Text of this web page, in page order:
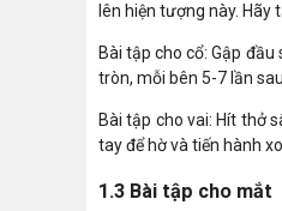
lên hiện tượng này. Hãy
Bài tập cho cổ: Gập
tròn, mỗi bên 5-7 lần
Bài tập cho vai: Hít thở
tay để hờ và tiến hành
1.3 Bài tập cho mắt